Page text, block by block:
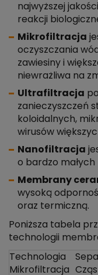
najwyższej
reakcji
Mikrofiltracja
oczyszczania
zawiesiny i
niewrażliwa na
Ultrafiltracja
zanieczyszczeń
koloidalnych,
wirusów
Nanofiltracja
o bardzo
Membrany
wysoką
oraz termiczną.
Poniższa tabela
technologii
Technologia
Mikrofiltracja